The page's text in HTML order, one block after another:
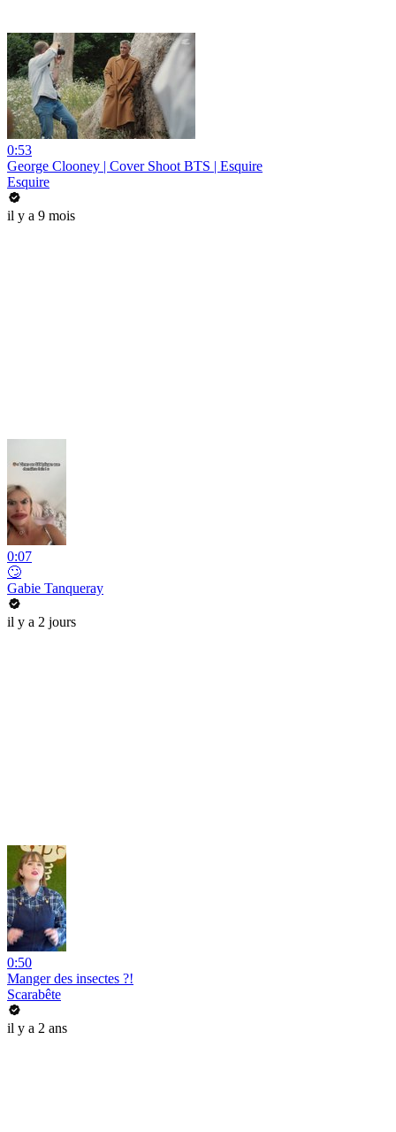
0:53
George Clooney | Cover Shoot BTS | Esquire
Esquire
il y a 9 mois
0:07
🙄
Gabie Tanqueray
il y a 2 jours
0:50
Manger des insectes ?!
Scarabête
il y a 2 ans